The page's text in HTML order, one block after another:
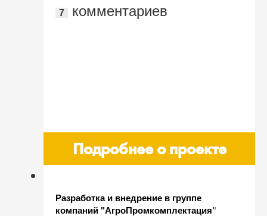
7 комментариев
Подробнее о проекте
Разработка и внедрение в группе
компаний "АгроПромкомплектация"